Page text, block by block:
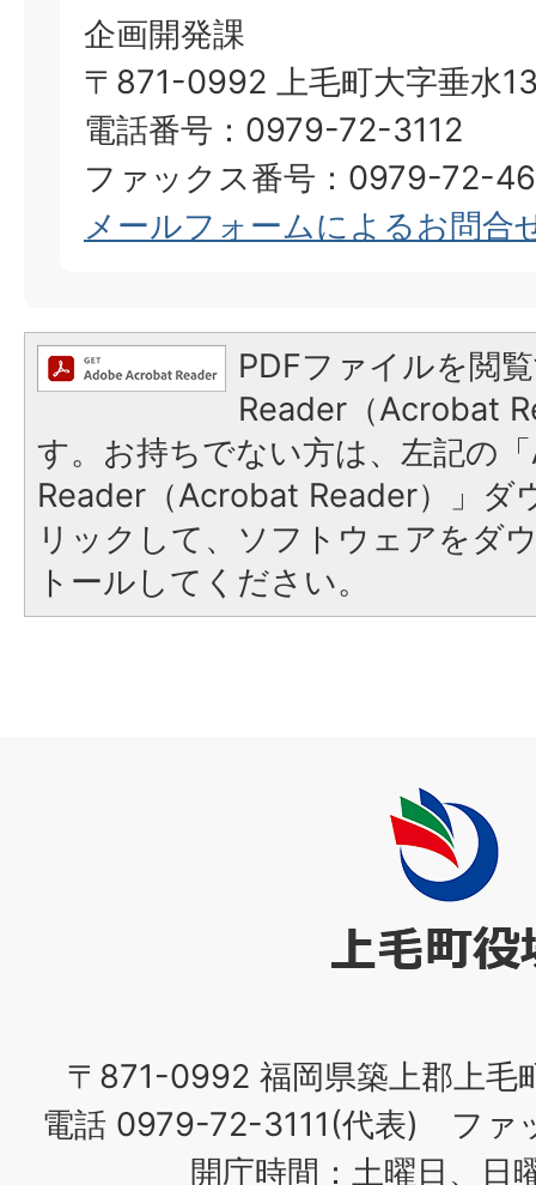
企画開発課
〒871-0992 上毛町大字垂水
電話番号：0979-72-3112
ファックス番号：0979-72-
メールフォームによるお問合
PDFファイルを閲
Reader（Acrobat
す。お持ちでない方は、左記の
Reader（Acrobat Reader）」ダ
リックして、ソフトウェアをダ
トールしてください。
〒871-0992 福岡県築上郡上毛
電話 0979-72-3111(代表) ファ
開庁時間：土曜日、日